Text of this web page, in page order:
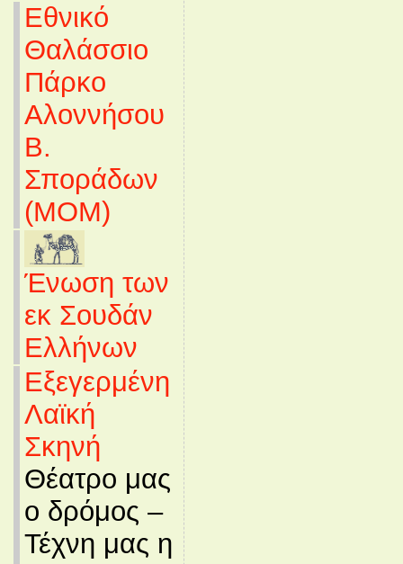
Εθνικό
Θαλάσσιο
Πάρκο
Αλοννήσου
Β.
Σποράδων
(MOM)
Ένωση των
εκ Σουδάν
Ελλήνων
Εξεγερμένη
Λαϊκή
Σκηνή
Θέατρο μας
ο δρόμος –
Τέχνη μας η